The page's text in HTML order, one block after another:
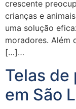
crescente
crianças e
uma solução
moradores. Além
[…]…
Telas
em São